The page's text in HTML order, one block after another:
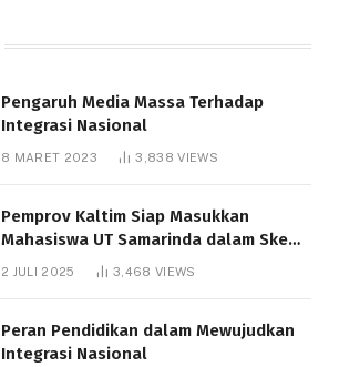
Pengaruh Media Massa Terhadap
Integrasi Nasional
8 MARET 2023 3,838VIEWS
Pemprov Kaltim Siap Masukkan
Mahasiswa UT Samarinda dalam Skema
Bantuan Pendidikan Gratispol
2 JULI 2025 3,468 VIEWS
Peran Pendidikan dalam Mewujudkan
Integrasi Nasional